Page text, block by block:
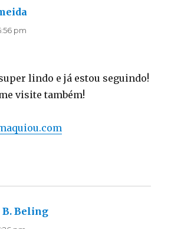
pm
lindo e já estou seguindo!
visite também!
B. Beling